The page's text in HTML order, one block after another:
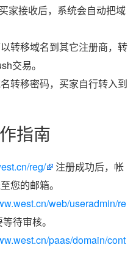
家接收后，系统会自动把域
转移域名到其它注册商，转
交易。
转移密码，买家自行转入到
指南
reg/
注册成功后，帐
您的邮箱。
web/useradmin/re
待审核。
paas/domain/cont